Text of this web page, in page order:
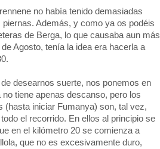
no había tenido demasiadas
Además, y como ya os podéis
de Berga, lo que causaba aun más
Agosto, tenía la idea era hacerla a
desearnos suerte, nos ponemos en
tiene apenas descanso, pero los
(hasta iniciar Fumanya) son, tal vez,
el recorrido. En ellos al principio se
en el kilómetro 20 se comienza a
que no es excesivamente duro,